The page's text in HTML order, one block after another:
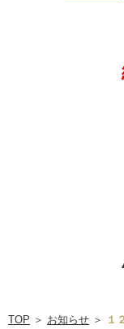
ま
TOP ＞ お知らせ ＞ １